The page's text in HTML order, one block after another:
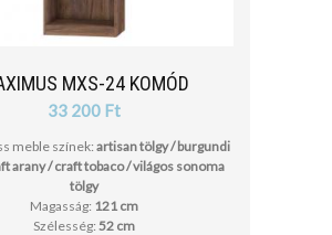
MXS-24 KOMÓD
33 200 Ft
meble színek: artisan tölgy / burgundi
arany / craft tobaco / világos sonoma
tölgy
Magasság: 121 cm
Szélesség: 52 cm